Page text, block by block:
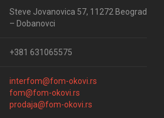
Steve Jovanovica 57, 11272 Beograd
– Dobanovci
+381 631065575
interfom@fom-okovi.rs
fom@fom-okovi.rs
prodaja@fom-okovi.rs